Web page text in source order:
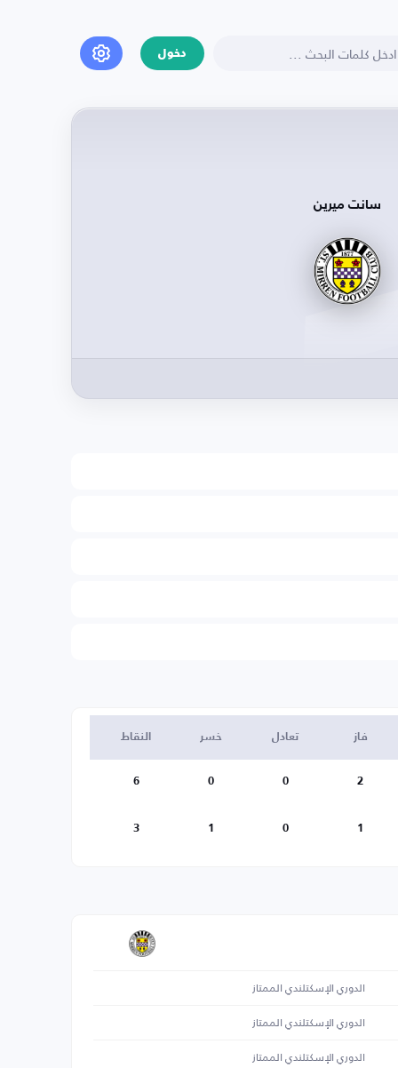
دخول
سانت ميرين
فاز تعادل خسر النقاط
2
0
0
6
1
0
1
3
الدوري الإسكتلندي الممتاز
الدوري الإسكتلندي الممتاز
الدوري الإسكتلندي الممتاز